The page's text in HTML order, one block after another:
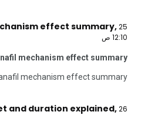
effect summary,
12:10 ص
mechanism effect summary
mechanism effect summary
and duration explained,26 يوليو 2026 @ 4:35 م